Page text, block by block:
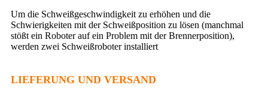
Um die Schweißgeschwindigkeit zu erhöhen und die
Schwierigkeiten mit der Schweißposition zu lösen (manchmal
stößt ein Roboter auf ein Problem mit der Brennerposition),
werden zwei Schweißroboter installiert
LIEFERUNG UND VERSAND